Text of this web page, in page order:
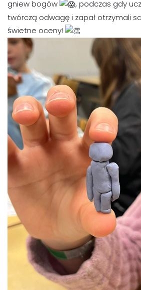
gniew bogów
, podczas gdy
twórczą odwagę i zapał otrzymali
świetne oceny!